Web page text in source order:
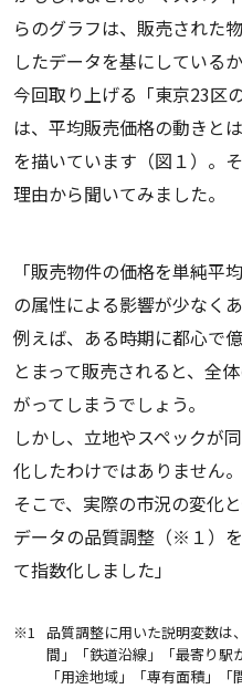
らのグラフは、販売された
したデータを基にしているか
今回取り上げる「東京23区
は、平均販売価格の動きと
を描いています（図１）。
理由から聞いてみました。
「販売物件の価格を単純平
の属性による影響が少なくあ
例えば、ある時期に都心で
とまって販売されると、全
がってしまうでしょう。
しかし、立地やスペックが
化したわけではありません。
そこで、実際の市況の変化
データの品質調整（※１）
て指数化しました」
※1 品質調整に用いた説明変数は
間」「鉄道沿線」「最寄り駅
「用途地域」「専有面積」「